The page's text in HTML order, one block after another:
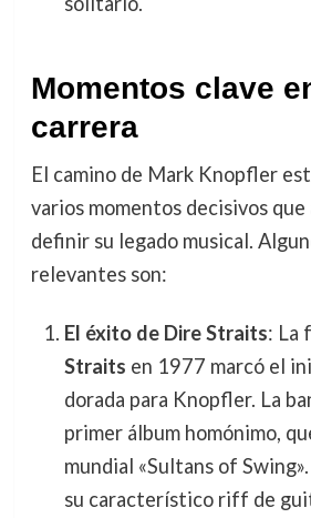
Momentos clave
carrera
El camino de Mark Knopfler
varios momentos decisivos que
definir su legado musical.
relevantes son:
El éxito de Dire Straits: La
Straits en 1977 marcó el
dorada para Knopfler. La
primer álbum homónimo,
mundial «Sultans of
su característico riff de